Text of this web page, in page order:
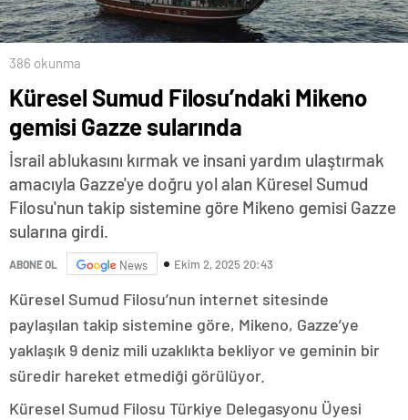
386 okunma
Küresel Sumud Filosu’ndaki Mikeno
gemisi Gazze sularında
İsrail ablukasını kırmak ve insani yardım ulaştırmak
amacıyla Gazze'ye doğru yol alan Küresel Sumud
Filosu'nun takip sistemine göre Mikeno gemisi Gazze
sularına girdi.
ABONE OL News Ekim 2, 2025 20:43
Küresel Sumud Filosu’nun internet sitesinde
paylaşılan takip sistemine göre, Mikeno, Gazze’ye
yaklaşık 9 deniz mili uzaklıkta bekliyor ve geminin bir
süredir hareket etmediği görülüyor.
Küresel Sumud Filosu Türkiye Delegasyonu Üyesi